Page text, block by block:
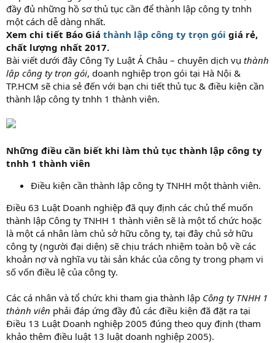
đầy đủ những hồ sơ thủ tục cần để thành lập công ty tnhh
một cách dễ dàng nhất.
Xem chi tiết Báo Giá thành lập công ty trọn gói giá rẻ,
chất lượng nhất 2017.
Bài viết dưới đây Công Ty Luật Á Châu – chuyên dịch vụ thành
lập công ty trọn gói, doanh nghiệp trọn gói tại Hà Nội &
TP.HCM sẽ chia sẻ đến với bạn chi tiết thủ tục & điều kiện cần
thành lập công ty tnhh 1 thành viên.
Những điều cần biết khi làm thủ tục thành lập công ty
tnhh 1 thành viên
Điều kiện cần thành lập công ty TNHH một thành viên.
Điều 63 Luật Doanh nghiệp đã quy định các chủ thể muốn
thành lập Công ty TNHH 1 thành viên sẽ là một tổ chức hoặc
là một cá nhân làm chủ sở hữu công ty, tại đây chủ sở hữu
công ty (người đại diện) sẽ chịu trách nhiệm toàn bộ về các
khoản nợ và nghĩa vụ tài sản khác của công ty trong phạm vi
số vốn điều lệ của công ty.
Các cá nhân và tổ chức khi tham gia thành lập Công ty TNHH 1
thành viên phải đáp ứng đầy đủ các điều kiện đã đặt ra tại
Điều 13 Luật Doanh nghiệp 2005 đúng theo quy định (tham
khảo thêm điều luật 13 luật doanh nghiệp 2005).